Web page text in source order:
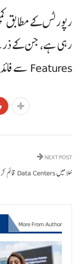
Features سے فائدہ اٹھا سکیں گے۔
NEXT POST
خلا میں Data Centers قائم کرنے کی تیاری شروع
More From Author